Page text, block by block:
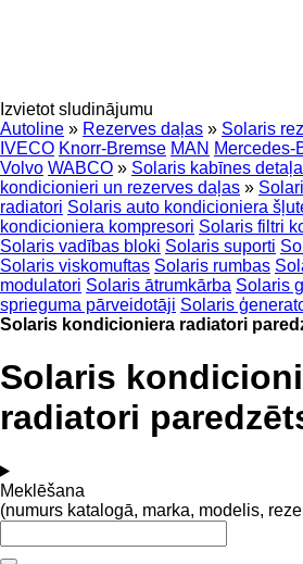
Izvietot sludinājumu
Autoline » Rezerves daļas » Solaris
IVECO Knorr-Bremse MAN Mercedes-
Volvo WABCO » Solaris kabīnes
kondicionieri un rezerves daļas »
radiatori Solaris auto kondicioniera
kondicioniera kompresori Solaris filtri
Solaris vadības bloki Solaris suporti
Solaris viskomuftas Solaris rumbas
modulatori Solaris ātrumkārba Solaris
sprieguma pārveidotāji Solaris
Solaris kondicioniera radiatori
Solaris
radiatori
Meklēšana
(numurs katalogā, marka, modelis,